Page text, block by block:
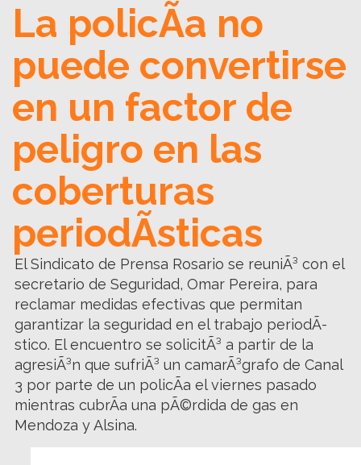
La policÃ­a no
puede convertirse
en un factor de
peligro en las
coberturas
periodÃ­sticas
El Sindicato de Prensa Rosario se reuniÃ³ con el
secretario de Seguridad, Omar Pereira, para
reclamar medidas efectivas que permitan
garantizar la seguridad en el trabajo periodÃ­
stico. El encuentro se solicitÃ³ a partir de la
agresiÃ³n que sufriÃ³ un camarÃ³grafo de Canal
3 por parte de un policÃ­a el viernes pasado
mientras cubrÃ­a una pÃ©rdida de gas en
Mendoza y Alsina.